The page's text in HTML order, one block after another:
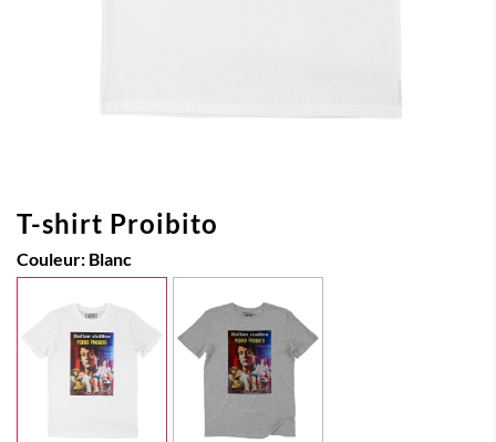
T-shirt Proibito
Couleur: Blanc